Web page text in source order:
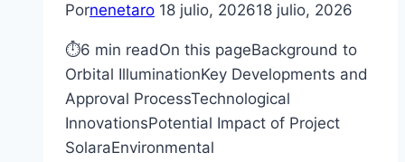
Pornenetaro 18 julio, 202618 julio, 2026
⏱6 min readOn this pageBackground to
Orbital IlluminationKey Developments and
Approval ProcessTechnological
InnovationsPotential Impact of Project
SolaraEnvironmental